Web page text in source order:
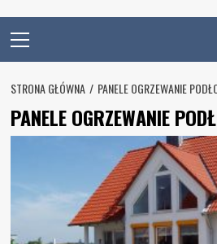
Menu
STRONA GŁÓWNA PANELE OGRZEWANIE
PANELE OGRZEWANIE